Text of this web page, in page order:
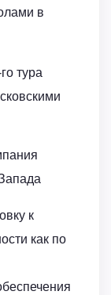
в
тура
к
как по